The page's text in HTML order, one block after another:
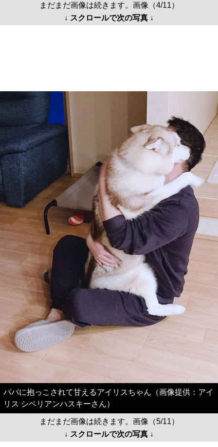
まだまだ画像は続きます。画像（4/11）
↓ スクロールで次の写真 ↓
パパに抱っこされて甘えるアイリスちゃん（画像提供：アイ
リス シベリアンハスキーさん）
まだまだ画像は続きます。画像（5/11）
↓ スクロールで次の写真 ↓